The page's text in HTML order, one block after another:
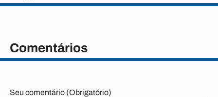
Comentários
Seu comentário (Obrigatório)